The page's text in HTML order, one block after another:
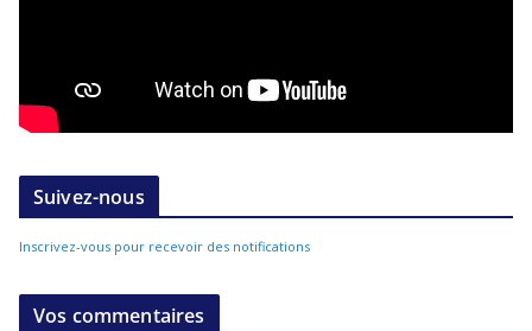
Suivez-nous
Inscrivez-vous pour recevoir des notifications
Vos commentaires